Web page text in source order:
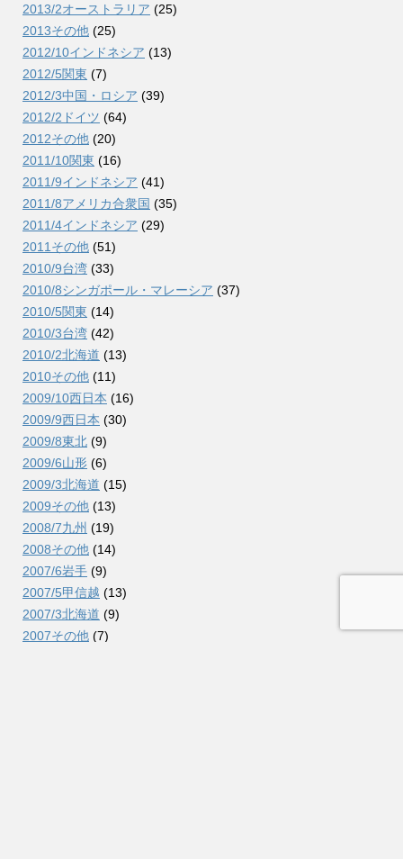
2013/2オーストラリア (25)
2013その他 (25)
2012/10インドネシア (13)
2012/5関東 (7)
2012/3中国・ロシア (39)
2012/2ドイツ (64)
2012その他 (20)
2011/10関東 (16)
2011/9インドネシア (41)
2011/8アメリカ合衆国 (35)
2011/4インドネシア (29)
2011その他 (51)
2010/9台湾 (33)
2010/8シンガポール・マレーシア (37)
2010/5関東 (14)
2010/3台湾 (42)
2010/2北海道 (13)
2010その他 (11)
2009/10西日本 (16)
2009/9西日本 (30)
2009/8東北 (9)
2009/6山形 (6)
2009/3北海道 (15)
2009その他 (13)
2008/7九州 (19)
2008その他 (14)
2007/6岩手 (9)
2007/5甲信越 (13)
2007/3北海道 (9)
2007その他 (7)